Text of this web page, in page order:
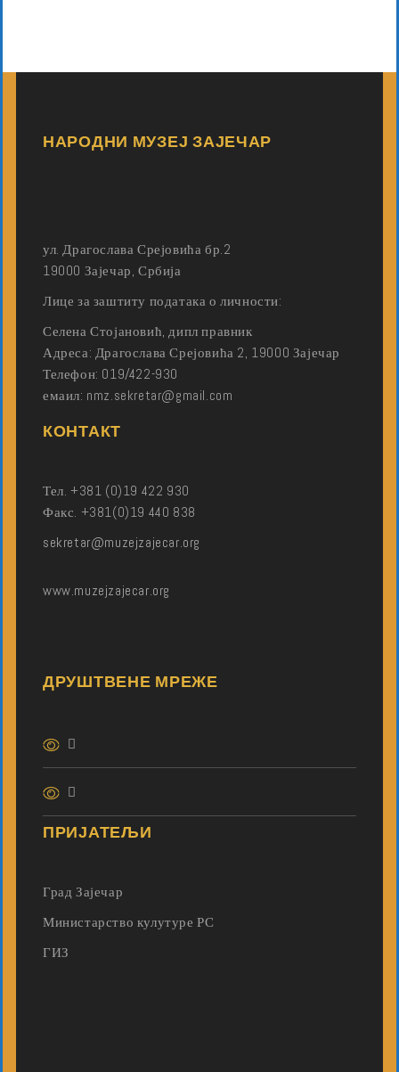
НАРОДНИ МУЗЕЈ ЗАЈЕЧАР
ул. Драгослава Срејовића бр.2
19000 Зајечар, Србија
Лице за заштиту података о личности:
Селена Стојановић, дипл правник
Адреса: Драгослава Срејовића 2, 19000 Зајечар
Телефон: 019/422-930
емаил: nmz.sekretar@gmail.com
КОНТАКТ
Тел. +381 (0)19 422 930
Факс. +381(0)19 440 838
sekretar@muzejzajecar.org
www.muzejzajecar.org
ДРУШТВЕНЕ МРЕЖЕ
ПРИЈАТЕЉИ
Град Зајечар
Министарство кулутуре РС
ГИЗ